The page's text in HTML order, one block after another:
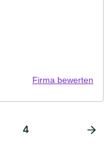
Firma bewerten
4